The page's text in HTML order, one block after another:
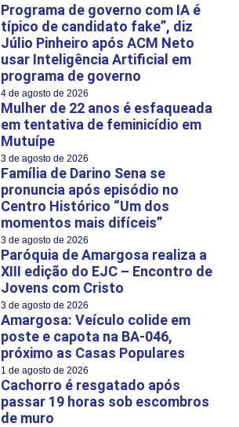
Programa de governo com IA é
típico de candidato fake”, diz
Júlio Pinheiro após ACM Neto
usar Inteligência Artificial em
programa de governo
4 de agosto de 2026
Mulher de 22 anos é esfaqueada
em tentativa de feminicídio em
Mutuípe
3 de agosto de 2026
Família de Darino Sena se
pronuncia após episódio no
Centro Histórico “Um dos
momentos mais difíceis”
3 de agosto de 2026
Paróquia de Amargosa realiza a
XIII edição do EJC – Encontro de
Jovens com Cristo
3 de agosto de 2026
Amargosa: Veículo colide em
poste e capota na BA-046,
próximo as Casas Populares
1 de agosto de 2026
Cachorro é resgatado após
passar 19 horas sob escombros
de muro